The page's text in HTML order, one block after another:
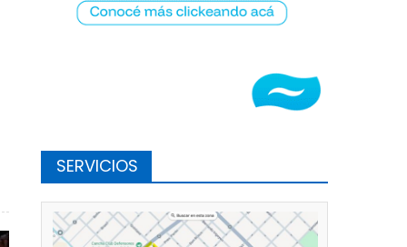
en accidente en Almirante Brown y 4 bis
SERVICIOS